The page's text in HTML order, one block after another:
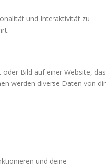
und Interaktivität zu
Bild auf einer Website, das
werden diverse Daten von dir
und deine